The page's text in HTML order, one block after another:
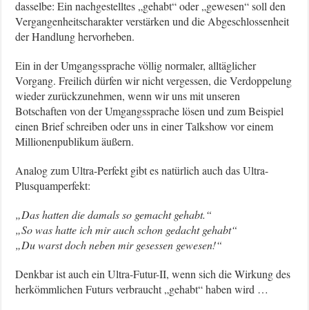
dasselbe: Ein nachgestelltes „gehabt“ oder „gewesen“ soll den
Vergangenheitscharakter verstärken und die Abgeschlossenheit
der Handlung hervorheben.
Ein in der Umgangssprache völlig normaler, alltäglicher
Vorgang. Freilich dürfen wir nicht vergessen, die Verdoppelung
wieder zurückzunehmen, wenn wir uns mit unseren
Botschaften von der Umgangssprache lösen und zum Beispiel
einen Brief schreiben oder uns in einer Talkshow vor einem
Millionenpublikum äußern.
Analog zum Ultra-Perfekt gibt es natürlich auch das Ultra-
Plusquamperfekt:
„Das hatten die damals so gemacht gehabt.“
„So was hatte ich mir auch schon gedacht gehabt“
„Du warst doch neben mir gesessen gewesen!“
Denkbar ist auch ein Ultra-Futur-II, wenn sich die Wirkung des
herkömmlichen Futurs verbraucht „gehabt“ haben wird …